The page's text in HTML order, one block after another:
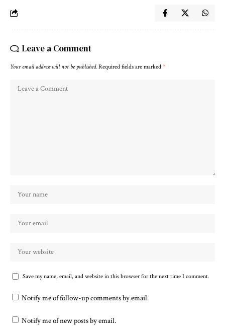
Leave a Comment
Your email address will not be published. Required fields are marked *
Save my name, email, and website in this browser for the next time I comment.
Notify me of follow-up comments by email.
Notify me of new posts by email.